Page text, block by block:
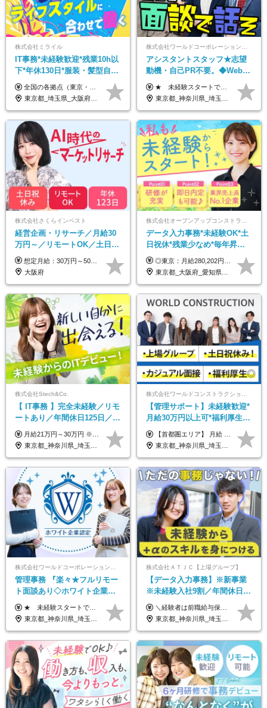
株式会社ミライル
IT事務*未経験歓迎*残業10h以
下*年休130日*服装・髪型自由
*AI研修あり*住宅手当あり*転
勤なし
全国の各拠点（東京・埼玉・新潟・福岡・大阪）で募集中！ 給与は以下の通り、勤務地により異なります。 新潟勤務の場合 201,000円〜201,000円（試用期間変更なし）＋賞与 東京・埼玉勤務の場合 225,000円〜250,000円（試用期間 220,000円）＋賞与 福岡勤務の場合 182,000円〜220,000円（試用期間182,000円）＋賞与 大阪勤務の場合 210,000円〜210,000円（試用期間変更なし）＋賞与 初年度想定年収：280～300万円 ※残業代は全額支給します（1分単位でお支払いします） ※試用期間6ヵ月。試用期間中でも条件変わらず。 ※土日祝含めた勤務可能な方は、土日手当10,000円（毎月）を別途支給。
東京都_埼玉県_大阪府_新潟県_福岡県
株式会社ワールドコーポレーション 採用事業部【上場グループ】
アシスタントスタッフ★志望
動機・自己PR不要。◆Web面
談OK◆完全週休2日◆年収700
万円可/p13
★ 未経験スタートでも月収40万円以上も目指せます！ ★ ★ 試用期間6か月あり／給与・待遇に変更なし ★ ＼パターン①orパターン②で給与形態の選択が可能／ ＜パターン①＞ 月給+交通費+（残業代は全額別途支給） 【首都圏・関東・北信越】 月給30.0万円以上 【関西】 月給27.5万円以上 【中部】 月給26.5万円以上 【東北】 月給24.5万円以上 【北海道】 月給24.0万円以上 【九州・中四国】 月給25.5万円以上 ＜パターン②＞ 月給（固定残業代20H含む）+交通費+賞与年2回+残業代 （※20H場合を超過した場合は全額別途支給） 【首都圏・関東・北信越】 月給25.0万円以上 【関 西・中部】 月給24.5万円以上 【東 北・北海道・九州・中四国】 月給23.5万円以上 ※上記給与には固定残業代（月20H分）を含みます 固定残業代は残業の有無に関わらず支給し、超過分は別途全額支給いたします ①②の給与形態はご本人様と相談の上、最終的に会社が決定いたします （内定時に通知） ■給与改定年1回 ■(※)賞与年2回（昨年度支給実績2回／頑張りを評価） (※)支給条件に規定あり
東京都_神奈川県_埼玉県_千葉県_大阪府_愛知県_北海道_青森県_岩手県_宮城県_秋田県_山形県_福島県_茨城県_栃木県_群馬県_新潟県_山梨県_長野県_富山県_石川県_福井県_静岡県_岐阜県_三重県_兵庫県_京都府_滋賀県_奈良県_和歌山県_広島県_岡山県_鳥取県_島根県_山口県_徳島県_香川県_愛媛県_高知県_福岡県_佐賀県_長崎県_大分県_宮崎県_鹿児島県_沖縄県
株式会社さくらインベスト
経営企画・リサーチ／月給30
万円～／リモートOK／土日祝
休み／生成AIを活用できる方
歓迎
想定月給：30万円～50万円程度＋各種手当＋賞与年2回 ※想定年収：400万円～600万円 ※経験・能力等考慮の上、規定により優遇 ※上記月給には固定残業代を含みます。固定残業代は、時間外労働の有無に関わらず月10時間分（月2.2万円（月収30万円の場合）～3.6万円（月収50万円の場合））を支給し、超過分は追加で支給します ※試用期間2ヶ月（待遇に差異なし） 【固定残業代について】 固定残業10時間分（22,000円～36,000円）を含む ※超過分は別途全額支給
大阪府
データ入力事務*未経験OK*土
日祝休*残業少なめ*毎年昇給
あり*面接1回*月収37万円可/o
◎東京：月給280,202円～402,430円 ◎大阪：月給269,824円～392,052円 ◎名古屋：月給285,967円～408,195円 ◎その他：月給265,212円～387,440円 ※試用期間3か月／待遇は研修期間中のみ変更あり （東京：23.9万円～、大阪：月給23.4万円～、名古屋：月給24.2万円～、その他：月給23.1万円～） ※固定残業代（配属後に支給）・一律手当を含む ※固定残業代は残業がない場合も支給し、超過分は別途支給する ※年齢、経験、能力を考慮し、支給額を決定します。
東京都_大阪府_愛知県_北海道_宮城県_新潟県_石川県_静岡県_広島県_福岡県_沖縄県
株式会社Stech&Co.
【 IT事務 】完全未経験／リモ
ートあり／年間休日125日／残
業なし／産休育休あり／服
装・髪型自由／毎年昇給
月給21万円～30万円 ※試用期間3ヶ月間の待遇に変動はありません。 ※みなし残業代(月20時間分29,725円～)を含む。（※超過分は追加支給）
東京都_神奈川県_埼玉県_千葉県_大阪府_愛知県_北海道_青森県_岩手県_宮城県_秋田県_山形県_福島県_茨城県_栃木県_群馬県_新潟県_山梨県_長野県_富山県_石川県_福井県_静岡県_岐阜県_三重県_兵庫県_京都府_滋賀県_奈良県_和歌山県_広島県_岡山県_鳥取県_島根県_山口県_徳島県_香川県_愛媛県_高知県_福岡県_熊本県_佐賀県_長崎県_大分県_宮崎県_鹿児島県_沖縄県
【管理サポート】未経験歓迎*
月給30万円以上可*福利厚生が
充実！
【首都圏エリア】 月給 291,800円以上 ＋ 各種手当 【北関東エリア】 月給 264,260円以上 ＋ 各種手当 【関西・四国エリア】 月給 278,040円以上 ＋ 各種手当 【中部エリア】 月給 278,040円以上 ＋ 各種手当 【北海道・東北エリア】 月給 247,000円以上 ＋ 各種手当 【九州エリア】 月給 235,540円以上 ＋ 各種手当 【中国エリア】 月給 250,460 円以上 ＋ 各種手当 ※全て年齢・経験・能力などを考慮します。 ※試用期間3ヶ月あり。その間の待遇に変動はありません。 ※固定残業代（20時間分）を含む 首都圏／37,800円以上 北関東／34,260円以上 関西・四国／36,040円以上 中部／36,040円以上 北海道・東北／32,000円以上 九州／30,540円以上 中国／32,460円以上 ※超過分は全額支給 初年度の年収 400万円～900万円
東京都_神奈川県_埼玉県_千葉県_大阪府_愛知県_北海道_青森県_岩手県_宮城県_秋田県_山形県_福島県_茨城県_栃木県_群馬県_新潟県_山梨県_長野県_富山県_石川県_福井県_静岡県_岐阜県_三重県_兵庫県_京都府_滋賀県_奈良県_和歌山県_広島県_岡山県_鳥取県_島根県_山口県_徳島県_香川県_愛媛県_高知県_福岡県_熊本県_佐賀県_長崎県_大分県_宮崎県_鹿児島県_沖縄県
株式会社ワールドコーポレーション 採用事業部【上場グループ】
管理事務 『楽々★フルリモー
ト面談あり◇ホワイト企業認
定受賞◇完全週休2日◇賞与年
2回 /p13
★ 未経験スタートでも月収40万円以上も目指せます！ ★ ★ 試用期間6か月あり／給与・待遇に変更なし ★ ＼パターン①orパターン②で給与形態の選択が可能／ ＜パターン①＞ 月給+交通費+（残業代は全額別途支給） 【首都圏・関東・北信越】 月給30.0万円以上 【関西】 月給27.5万円以上 【中部】 月給26.5万円以上 【東北】 月給24.5万円以上 【北海道】 月給24.0万円以上 【九州・中四国】 月給25.5万円以上 ＜パターン②＞ 月給（固定残業代20H含む）+交通費+賞与年2回+残業代 （※20H場合を超過した場合は全額別途支給） 【首都圏・関東・北信越】 月給25.0万円以上 【関 西・中部】 月給24.5万円以上 【東 北・北海道・九州・中四国】 月給23.5万円以上 ※上記給与には固定残業代（月20H分）を含みます 固定残業代は残業の有無に関わらず支給し、超過分は別途全額支給いたします ①②の給与形態はご本人様と相談の上、最終的に会社が決定いたします （内定時に通知） ■給与改定年1回 ■(※)賞与年2回（昨年度支給実績2回／頑張りを評価） (※)支給条件に規定あり
東京都_神奈川県_埼玉県_千葉県_大阪府_愛知県_北海道_青森県_岩手県_宮城県_秋田県_山形県_福島県_茨城県_栃木県_群馬県_新潟県_山梨県_長野県_富山県_石川県_福井県_静岡県_岐阜県_三重県_兵庫県_京都府_滋賀県_奈良県_和歌山県_広島県_岡山県_鳥取県_島根県_山口県_徳島県_香川県_愛媛県_高知県_福岡県_熊本県_佐賀県_長崎県_大分県_宮崎県_鹿児島県_沖縄県
株式会社ＡＴＪＣ【上場グループ】
【データ入力事務】※新事業
※未経験入社9割／年間休日
124日／月 残業13h／土日祝休
み／給与改定年2回
＼経験者は前職給与保証！／ 月給23万円～33万円＋各種手当 ☆給与改定年2回あり！ ※上記金額には固定残業代（31,081円～44,595円／20時間分）を含みます。 ※超過分は別途支給します。 ★試用期間：6ヶ月 未経験の場合、試用期間中は月給21万円（固定残業代12,353円／8時間分）となります。ただし、2026年7月1日以降は給与改定に伴い、試用期間の途中であっても、月給230,000円（固定残業代31,081円／20時間分）を適用します。 ※超過分は別途支給します。
東京都_神奈川県_埼玉県_千葉県